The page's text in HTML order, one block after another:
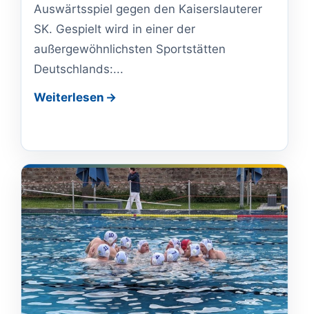
Auswärtsspiel gegen den Kaiserslauterer
SK. Gespielt wird in einer der
außergewöhnlichsten Sportstätten
Deutschlands:...
Weiterlesen